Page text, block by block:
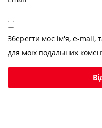
Зберегти моє ім'я, e-mail,
для моїх подальших